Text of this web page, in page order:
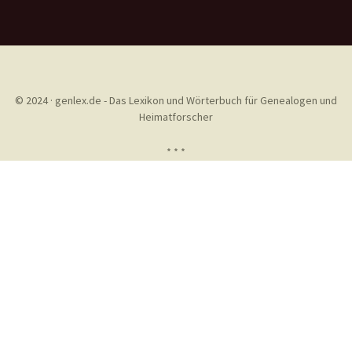
© 2024 · genlex.de - Das Lexikon und Wörterbuch für Genealogen und
Heimatforscher
* * *